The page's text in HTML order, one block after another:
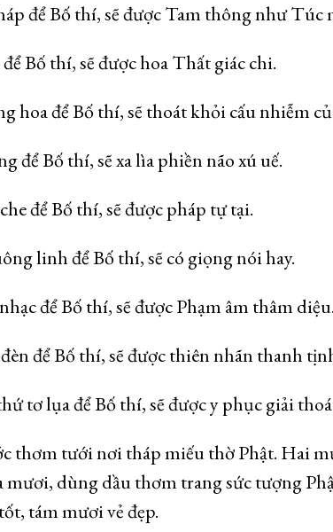
để Bố thí, sẽ được Tam thông như Túc
Bố thí, sẽ được hoa Thất giác chi.
hoa để Bố thí, sẽ thoát khỏi cấu nhiễm
để Bố thí, sẽ xa lìa phiền não xú uế.
để Bố thí, sẽ được pháp tự tại.
linh để Bố thí, sẽ có giọng nói hay.
để Bố thí, sẽ được Phạm âm thâm diệu.
để Bố thí, sẽ được thiên nhãn thanh
tơ lụa để Bố thí, sẽ được y phục giải
thơm tưới nơi tháp miếu thờ Phật. Hai
dùng dầu thơm trang sức tượng
tám mươi vẻ đẹp.